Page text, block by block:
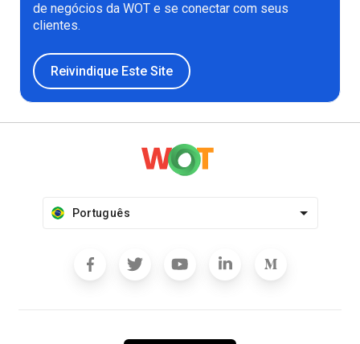
de negócios da WOT e se conectar com seus
clientes.
Reivindique Este Site
Português